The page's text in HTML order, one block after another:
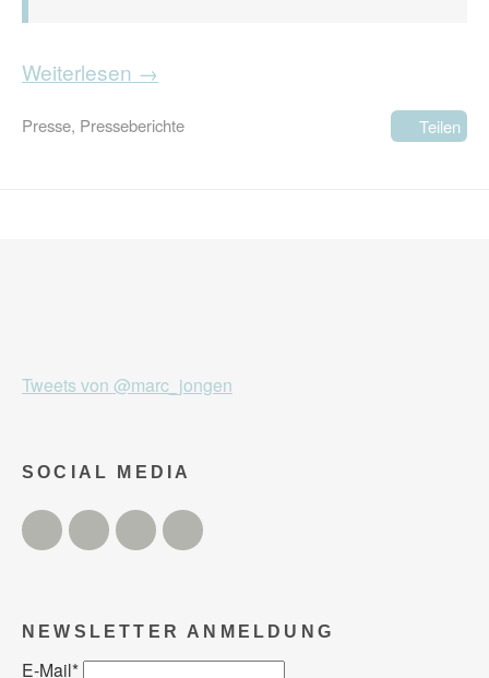
Weiterlesen →
Presse, Presseberichte Teilen
Tweets von @marc_jongen
SOCIAL MEDIA
Twitter FacebookInstagram
NEWSLETTER ANMELDUNG
E-Mail*